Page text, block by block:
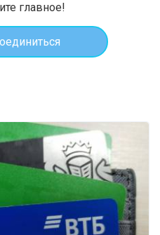
главное!